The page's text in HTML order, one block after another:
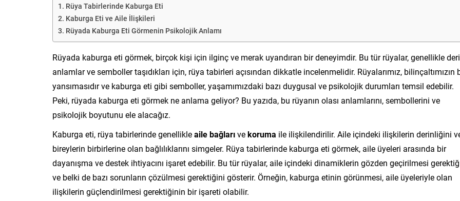
Rüya Tabirlerinde Kaburga Eti
Kaburga Eti ve Aile İlişkileri
Rüyada Kaburga Eti Görmenin Psikolojik Anlamı
Rüyada kaburga eti görmek, birçok kişi için ilginç ve merak uyandıran bir deneyimdir. Bu tür rüyalar, genellikle
anlamlar ve semboller taşıdıkları için, rüya tabirleri açısından dikkatle incelenmelidir. Rüyalarımız, bilinçaltımızın
yansımasıdır ve kaburga eti gibi semboller, yaşamımızdaki bazı duygusal ve psikolojik durumları temsil edebilir.
Peki, rüyada kaburga eti görmek ne anlama geliyor? Bu yazıda, bu rüyanın olası anlamlarını, sembollerini ve
psikolojik boyutunu ele alacağız.
Kaburga eti, rüya tabirlerinde genellikleaile bağlarıvekoruma ile ilişkilendirilir. Aile içindeki ilişkilerin derinliğini
bireylerin birbirlerine olan bağlılıklarını simgeler. Rüya tabirlerinde kaburga eti görmek, aile üyeleri arasında bir
dayanışma ve destek ihtiyacını işaret edebilir. Bu tür rüyalar, aile içindeki dinamiklerin gözden geçirilmesi
ve belki de bazı sorunların çözülmesi gerektiğini gösterir. Örneğin, kaburga etinin görünmesi, aile üyeleriyle olan
ilişkilerin güçlendirilmesi gerektiğinin bir işareti olabilir.